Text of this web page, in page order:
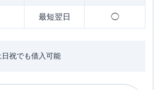
最短翌日 ◯
祝でも借入可能